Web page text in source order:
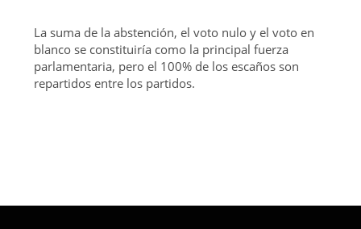
La suma de la abstención, el voto nulo y el voto en
blanco se constituiría como la principal fuerza
parlamentaria, pero el 100% de los escaños son
repartidos entre los partidos.